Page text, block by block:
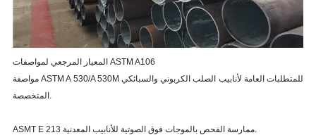
المعيار المرجعي لمواصفات ASTM A106
مواصفة ASTM A 530/A 530M للمتطلبات العامة لأنابيب الصلب الكربوني والسبائكي
المتخصصة.
ASMT E 213 ممارسة الفحص بالموجات فوق الصوتية للأنابيب المعدنية.